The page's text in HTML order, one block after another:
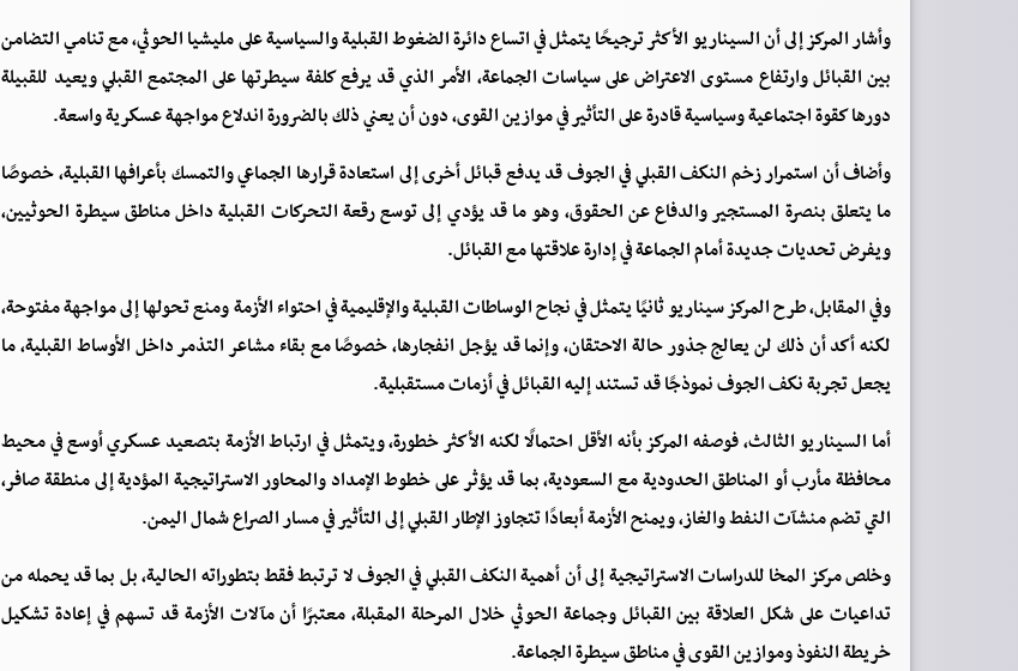
وأشار المركز إلى أن السيناريو الأكثر ترجيحًا يتمثل في اتساع دائرة الضغوط القبلية والسياسية على مليشيا الحوثي، مع تنامي التضامن
بين القبائل وارتفاع مستوى الاعتراض على سياسات الجماعة، الأمر الذي قد يرفع كلفة سيطرتها على المجتمع القبلي ويعيد للقبيلة
دورها كقوة اجتماعية وسياسية قادرة على التأثير في موازين القوى، دون أن يعني ذلك بالضرورة اندلاع مواجهة عسكرية واسعة.
وأضاف أن استمرار زخم النكف القبلي في الجوف قد يدفع قبائل أخرى إلى استعادة قرارها الجماعي والتمسك بأعرافها القبلية، خصوصًا
ما يتعلق بنصرة المستجير والدفاع عن الحقوق، وهو ما قد يؤدي إلى توسع رقعة التحركات القبلية داخل مناطق سيطرة الحوثيين،
ويفرض تحديات جديدة أمام الجماعة في إدارة علاقتها مع القبائل.
وفي المقابل، طرح المركز سيناريو ثانيًا يتمثل في نجاح الوساطات القبلية والإقليمية في احتواء الأزمة ومنع تحولها إلى مواجهة مفتوحة،
لكنه أكد أن ذلك لن يعالج جذور حالة الاحتقان، وإنما قد يؤجل انفجارها، خصوصًا مع بقاء مشاعر التذمر داخل الأوساط القبلية، ما
يجعل تجربة نكف الجوف نموذجًا قد تستند إليه القبائل في أزمات مستقبلية.
أما السيناريو الثالث، فوصفه المركز بأنه الأقل احتمالًا لكنه الأكثر خطورة، ويتمثل في ارتباط الأزمة بتصعيد عسكري أوسع في محيط
محافظة مأرب أو المناطق الحدودية مع السعودية، بما قد يؤثر على خطوط الإمداد والمحاور الاستراتيجية المؤدية إلى منطقة صافر،
التي تضم منشآت النفط والغاز، ويمنح الأزمة أبعادًا تتجاوز الإطار القبلي إلى التأثير في مسار الصراع شمال اليمن.
وخلص مركز المخا للدراسات الاستراتيجية إلى أن أهمية النكف القبلي في الجوف لا ترتبط فقط بتطوراته الحالية، بل بما قد يحمله من
تداعيات على شكل العلاقة بين القبائل وجماعة الحوثي خلال المرحلة المقبلة، معتبرًا أن مآلات الأزمة قد تسهم في إعادة تشكيل
خريطة النفوذ وموازين القوى في مناطق سيطرة الجماعة.